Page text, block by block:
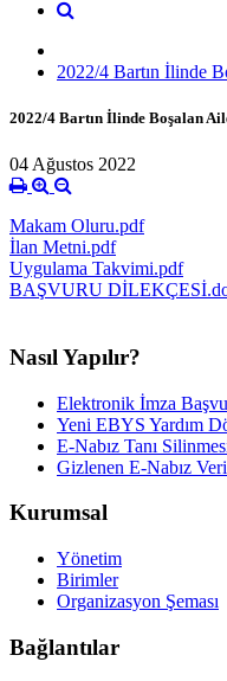
2022/4 Bartın İlinde
2022/4 Bartın İlinde Boşalan
04 Ağustos 2022
Makam Oluru.pdf
İlan Metni.pdf
Uygulama Takvimi.pdf
BAŞVURU
Nasıl Yapılır?
Elektronik İmza
Yeni EBYS Yardım
E-Nabız Tanı
Gizlenen E-Nabız
Kurumsal
Yönetim
Birimler
Organizasyon Şeması
Bağlantılar